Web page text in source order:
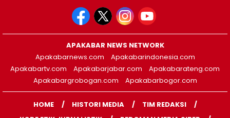
APAKABAR NEWS NETWORK
Apakabarnews.com
Apakabarindonesia.com
Apakabartv.com
Apakabarjabar.com
Apakabarateng.com
Apakabargrobogan.com
Apakabarbogor.com
HOME HISTORI MEDIA
TIM REDAKSI